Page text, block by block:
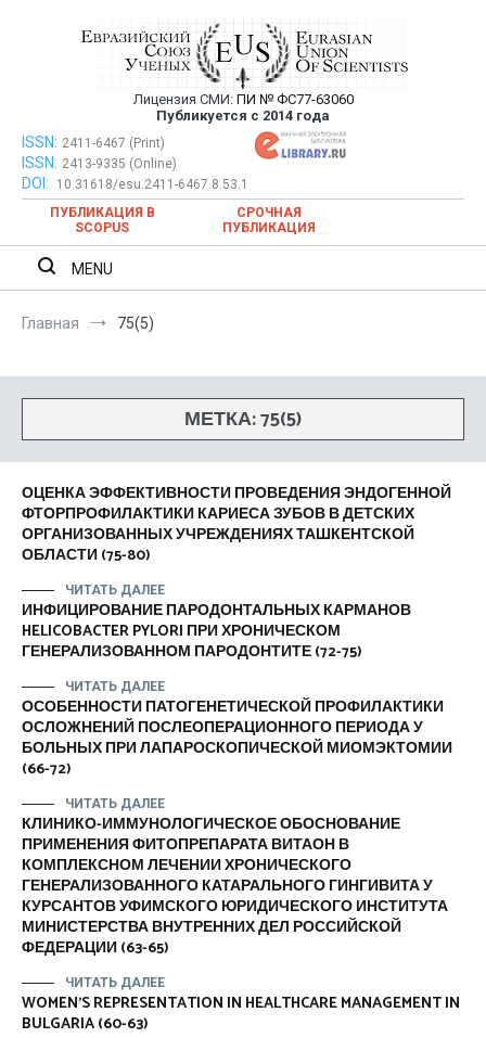
Евразийский Союз Ученых —
публикация научных статей в
ежемесячном научном журнале
Лицензия СМИ: ПИ № ФС77-63060
Публикуется с 2014 года
Евразийский Союз Ученых — публикация научных статей в
ежемесячном научном журнале
ISSN: 2411-6467 (Print)
ISSN: 2413-9335 (Online)
DOI:
10.31618/esu.2411-6467.8.53.1
ПУБЛИКАЦИЯ В
SCOPUS
СРОЧНАЯ
ПУБЛИКАЦИЯ
MENU
Главная 75(5)
МЕТКА:75(5)
ОЦЕНКА ЭФФЕКТИВНОСТИ ПРОВЕДЕНИЯ ЭНДОГЕННОЙ
ФТОРПРОФИЛАКТИКИ КАРИЕСА ЗУБОВ В ДЕТСКИХ
ОРГАНИЗОВАННЫХ УЧРЕЖДЕНИЯХ ТАШКЕНТСКОЙ
ОБЛАСТИ (75-80)
ЧИТАТЬ ДАЛЕЕ
ИНФИЦИРОВАНИЕ ПАРОДОНТАЛЬНЫХ КАРМАНОВ
HELICOBACTER PYLORI ПРИ ХРОНИЧЕСКОМ
ГЕНЕРАЛИЗОВАННОМ ПАРОДОНТИТЕ (72-75)
ЧИТАТЬ ДАЛЕЕ
ОСОБЕННОСТИ ПАТОГЕНЕТИЧЕСКОЙ ПРОФИЛАКТИКИ
ОСЛОЖНЕНИЙ ПОСЛЕОПЕРАЦИОННОГО ПЕРИОДА У
БОЛЬНЫХ ПРИ ЛАПАРОСКОПИЧЕСКОЙ МИОМЭКТОМИИ
(66-72)
ЧИТАТЬ ДАЛЕЕ
КЛИНИКО-ИММУНОЛОГИЧЕСКОЕ ОБОСНОВАНИЕ
ПРИМЕНЕНИЯ ФИТОПРЕПАРАТА ВИТАОН В
КОМПЛЕКСНОМ ЛЕЧЕНИИ ХРОНИЧЕСКОГО
ГЕНЕРАЛИЗОВАННОГО КАТАРАЛЬНОГО ГИНГИВИТА У
КУРСАНТОВ УФИМСКОГО ЮРИДИЧЕСКОГО ИНСТИТУТА
МИНИСТЕРСТВА ВНУТРЕННИХ ДЕЛ РОССИЙСКОЙ
ФЕДЕРАЦИИ (63-65)
ЧИТАТЬ ДАЛЕЕ
WOMEN’S REPRESENTATION IN HEALTHCARE MANAGEMENT IN
BULGARIA (60-63)